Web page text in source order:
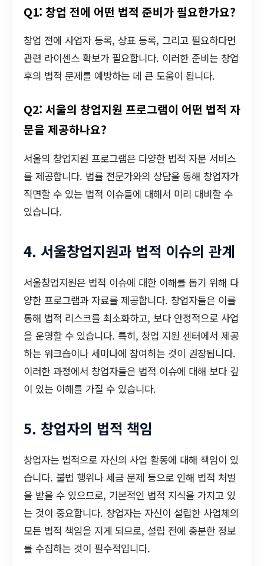
Q1: 창업 전에 어떤 법적 준비가 필요한가요?
창업 전에 사업자 등록, 상표 등록, 그리고 필요하다면
관련 라이센스 확보가 필요합니다. 이러한 준비는 창업
후의 법적 문제를 예방하는 데 큰 도움이 됩니다.
Q2: 서울의 창업지원 프로그램이 어떤 법적 자
문을 제공하나요?
서울의 창업지원 프로그램은 다양한 법적 자문 서비스
를 제공합니다. 법률 전문가와의 상담을 통해 창업자가
직면할 수 있는 법적 이슈들에 대해서 미리 대비할 수
있습니다.
4. 서울창업지원과 법적 이슈의 관계
서울창업지원은 법적 이슈에 대한 이해를 돕기 위해 다
양한 프로그램과 자료를 제공합니다. 창업자들은 이를
통해 법적 리스크를 최소화하고, 보다 안정적으로 사업
을 운영할 수 있습니다. 특히, 창업 지원 센터에서 제공
하는 워크숍이나 세미나에 참여하는 것이 권장됩니다.
이러한 과정에서 창업자들은 법적 이슈에 대해 보다 깊
이 있는 이해를 가질 수 있습니다.
5. 창업자의 법적 책임
창업자는 법적으로 자신의 사업 활동에 대해 책임이 있
습니다. 불법 행위나 세금 문제 등으로 인해 법적 처벌
을 받을 수 있으므로, 기본적인 법적 지식을 가지고 있
는 것이 중요합니다. 창업자는 자신이 설립한 사업체의
모든 법적 책임을 지게 되므로, 설립 전에 충분한 정보
를 수집하는 것이 필수적입니다.